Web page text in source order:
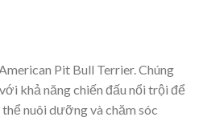
Pit Bull Terrier. Chúng
khả năng chiến đấu nổi trội để
nuôi dưỡng và chăm sóc